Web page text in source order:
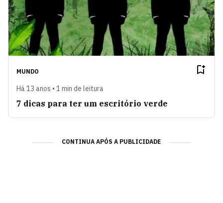
MUNDO
Há 13 anos • 1 min de leitura
7 dicas para ter um escritório verde
CONTINUA APÓS A PUBLICIDADE